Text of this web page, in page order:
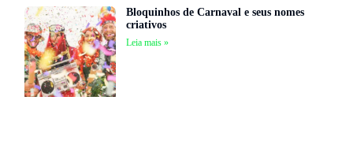
Bloquinhos de Carnaval e seus nomes
criativos
Leia mais »